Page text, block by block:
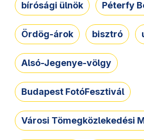
bírósági ülnök Péterfy
Ördög-árok bisztró
Alsó-Jegenye-völgy
Budapest FotóFesztivál
Városi Tömegközlekedési